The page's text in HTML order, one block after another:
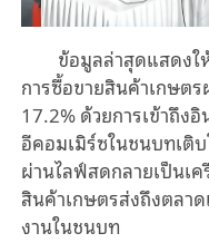
ข้อมูลล่าสุดแสดงใ
การซื้อขายสินค้าเกษต
17.2% ด้วยการเข้าถึง
อีคอมเมิร์ซในชนบทเติบ
ผ่านไลฟ์สดกลายเป็นเ
สินค้าเกษตรส่งถึงตลา
งานในชนบท